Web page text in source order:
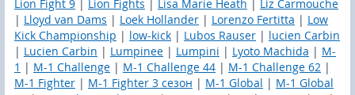
Lion Fight 9 | Lion Fights | Lisa Marie Heath | Liz Carmouche
| Lloyd van Dams | Loek Hollander | Lorenzo Fertitta | Low
Kick Championship | low-kick | Lubos Rauser | lucien Carbin
| Lucien Carbin | Lumpinee | Lumpini | Lyoto Machida | M-
1 | M-1 Challenge | M-1 Challenge 44 | M-1 Challenge 62 |
M-1 Fighter | M-1 Fighter 3 сезон | M-1 Global | M-1 Global